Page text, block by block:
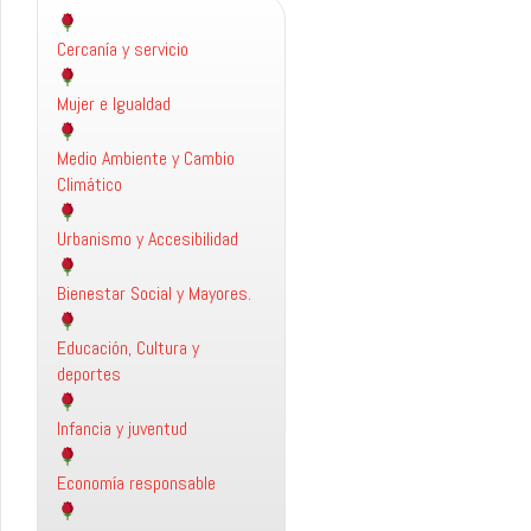
Cercanía y servicio
Mujer e Igualdad
Medio Ambiente y Cambio
Climático
Urbanismo y Accesibilidad
Bienestar Social y Mayores.
Educación, Cultura y
deportes
Infancia y juventud
Economía responsable